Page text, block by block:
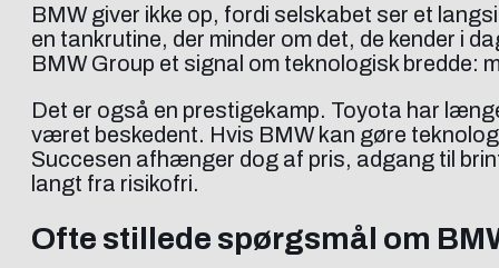
BMW giver ikke op, fordi selskabet ser et
en tankrutine, der minder om det, de kender i
BMW Group et signal om teknologisk bredde:
Det er også en prestigekamp. Toyota har
været beskedent. Hvis BMW kan gøre
Succesen afhænger dog af pris, adgang til
langt fra risikofri.
Ofte stillede spørgsmål om